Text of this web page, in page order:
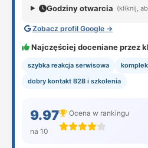
Godziny otwarcia (kliknij,
Zobacz profil Google →
Najczęściej doceniane przez
szybka reakcja serwisowa
dobry kontakt B2B i szkolenia
9.97
na 10
Ocena w rankingu